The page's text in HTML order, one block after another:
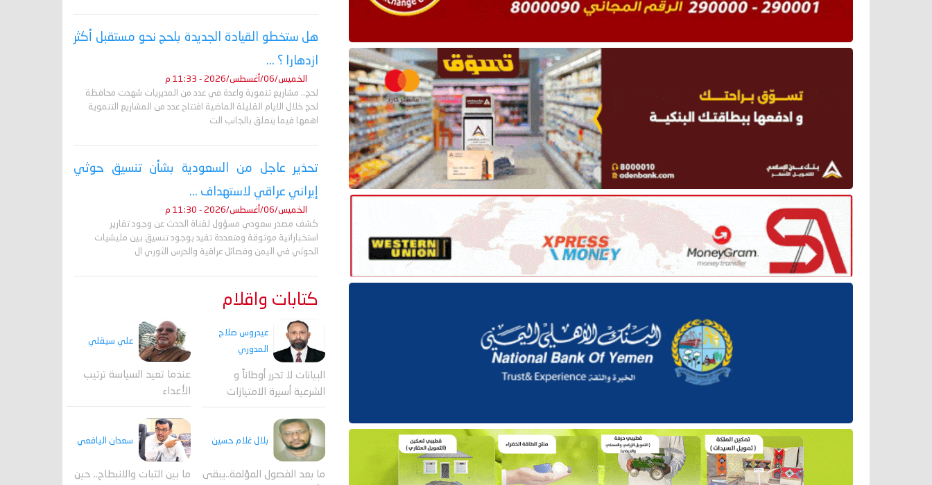
هل ستخطو القيادة الجديدة بلحج نحو مستقبل أكثر
ازدهارا ؟ ...
الخميس/06/أغسطس/2026 - 11:33 م
لحج.. مشاريع تنموية واعدة في عدد من المديريات شهدت محافظة
لحج خلال الايام القليلة الماضية افتتاح عدد من المشاريع التنموية
اهمها فيما يتعلق بالجانب الت
تحذير عاجل من السعودية بشأن تنسيق حوثي
إيراني عراقي لاستهداف ...
الخميس/06/أغسطس/2026 - 11:30 م
كشف مصدر سعودي مسؤول لقناة الحدث عن وجود تقارير
استخباراتية موثوقة ومتعددة تفيد بوجود تنسيق بين مليشيات
الحوثي في اليمن وفصائل عراقية والحرس الثوري ال
كتابات واقلام
عيدروس صلاح
المدوري
البيانات لا تحرر أوطاناً و
الشرعية أسيرة الامتيازات
علي سيقلي
عندما تعيد السياسة ترتيب
الأعداء
بلال غلام حسين
ما بعد الفصول المؤلمة..يبقى
سعدان اليافعي
ما بين الثبات والانبطاح.. حين